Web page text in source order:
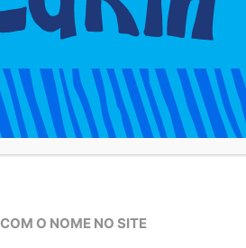
com a Janssen no
todos os indivíduos que
18 e 39 anos, estão
anos ou mais, estão
de vacinas referentes aos
O NOME NO SITE